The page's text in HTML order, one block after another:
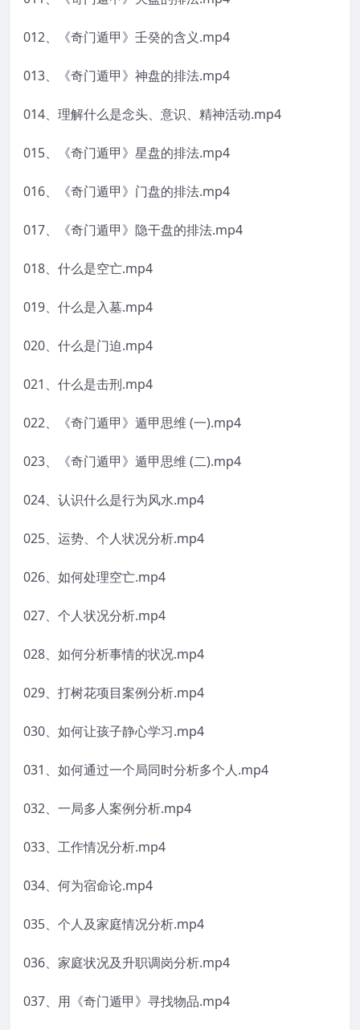
012、《奇门遁甲》壬癸的含义.mp4
013、《奇门遁甲》神盘的排法.mp4
014、理解什么是念头、意识、精神活动.mp4
015、《奇门遁甲》星盘的排法.mp4
016、《奇门遁甲》门盘的排法.mp4
017、《奇门遁甲》隐干盘的排法.mp4
018、什么是空亡.mp4
019、什么是入墓.mp4
020、什么是门迫.mp4
021、什么是击刑.mp4
022、《奇门遁甲》遁甲思维 (一).mp4
023、《奇门遁甲》遁甲思维 (二).mp4
024、认识什么是行为风水.mp4
025、运势、个人状况分析.mp4
026、如何处理空亡.mp4
027、个人状况分析.mp4
028、如何分析事情的状况.mp4
029、打树花项目案例分析.mp4
030、如何让孩子静心学习.mp4
031、如何通过一个局同时分析多个人.mp4
032、一局多人案例分析.mp4
033、工作情况分析.mp4
034、何为宿命论.mp4
035、个人及家庭情况分析.mp4
036、家庭状况及升职调岗分析.mp4
037、用《奇门遁甲》寻找物品.mp4